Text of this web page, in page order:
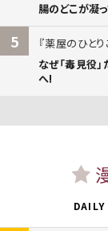
腸のどこが凝
5
薬屋のひとり
なぜ「毒見役
へ!
DAILY